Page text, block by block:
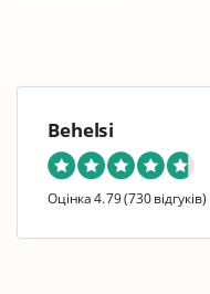
Behelsi
Оцінка 4.79(730 відгуків)